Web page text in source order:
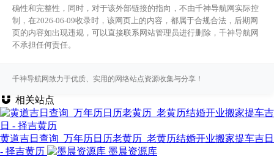
确性和完整性，同时，对于该外部链接的指向，不由千神导航网实际控
制，在2026-06-09收录时，该网页上的内容，都属于合规合法，后期网
页的内容如出现违规，可以直接联系网站管理员进行删除，千神导航网
不承担任何责任。
千神导航网致力于优质、实用的网络站点资源收集与分享！
相关站点
黄道吉日查询_万年历日历老黄历_老黄历结婚开业搬家提车吉日
- 择吉黄历
墨晨资源库